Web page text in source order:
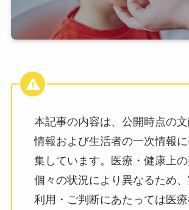
本記事の内容は、公開時点の
情報および生活者の一次情報
集しています。医療・健康上
個々の状況により異なるため
利用・ご判断にあたっては医